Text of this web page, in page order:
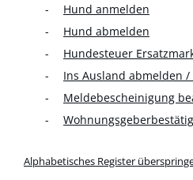
Hund anmelden
Hund abmelden
Hundesteuer
Ins Ausland abmelden
Meldebescheinigung
Alphabetisches Register